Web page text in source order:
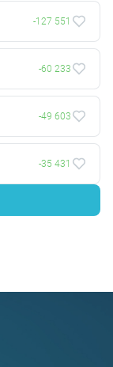
-127 551
-60 233
-49 603
-35 431